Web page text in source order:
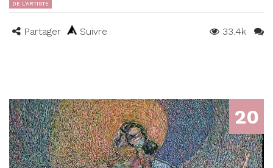
DE L'ARTISTE
Partager Suivre 33.4k
20